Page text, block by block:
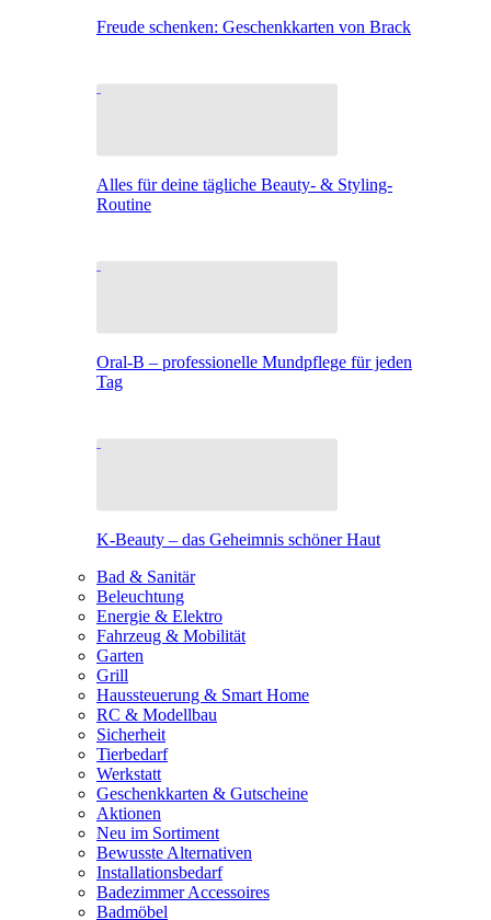
Freude schenken: Geschenkkarten von Brack
Alles für deine tägliche Beauty- & Styling-
Routine
Oral-B – professionelle Mundpflege für jeden
Tag
K-Beauty – das Geheimnis schöner Haut
Bad & Sanitär
Beleuchtung
Energie & Elektro
Fahrzeug & Mobilität
Garten
Grill
Haussteuerung & Smart Home
RC & Modellbau
Sicherheit
Tierbedarf
Werkstatt
Geschenkkarten & Gutscheine
Aktionen
Neu im Sortiment
Bewusste Alternativen
Installationsbedarf
Badezimmer Accessoires
Badmöbel